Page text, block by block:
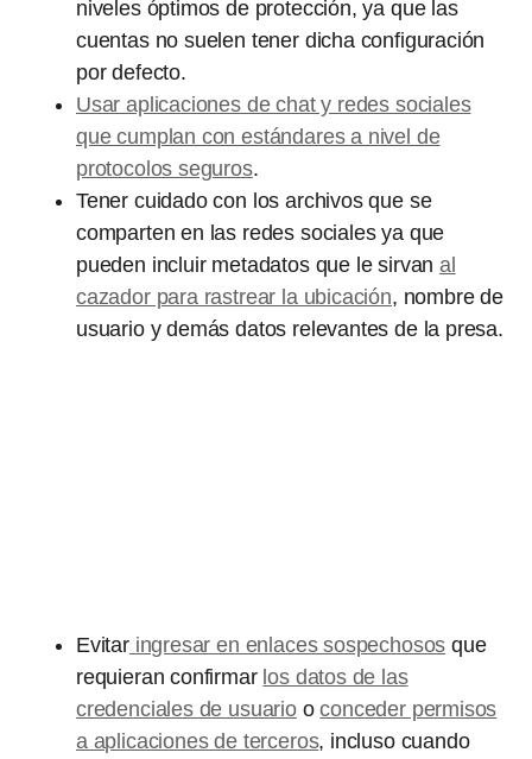
niveles óptimos de protección, ya que las
cuentas no suelen tener dicha configuración
por defecto.
Usar aplicaciones de chat y redes sociales
que cumplan con estándares a nivel de
protocolos seguros.
Tener cuidado con los archivos que se
comparten en las redes sociales ya que
pueden incluir metadatos que le sirvan al
cazador para rastrear la ubicación, nombre de
usuario y demás datos relevantes de la presa.
Evitaringresar en enlaces sospechosos que
requieran confirmar los datos de las
credenciales de usuariooconceder permisos
a aplicaciones de terceros, incluso cuando